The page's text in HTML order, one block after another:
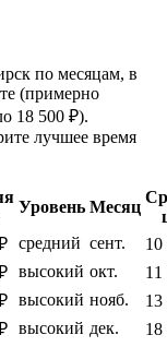
по месяцам, в
(примерно
18 500 ₽).
лучшее время
Уровень Месяц
средний сент.
10
высокий окт.
11
высокий нояб.
13
высокий дек. 18